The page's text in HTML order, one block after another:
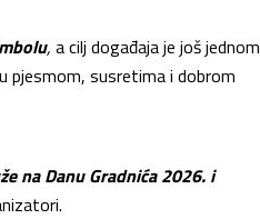
, a cilj događaja je još jednom
pjesmom, susretima i dobrom
na Danu Gradnića 2026. i